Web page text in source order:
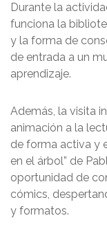
Durante la
funciona la
y la forma de
de entrada a un
aprendizaje.
Además, la visita
animación a la
de forma activa y
en el árbol” de
oportunidad de
cómics,
y formatos.